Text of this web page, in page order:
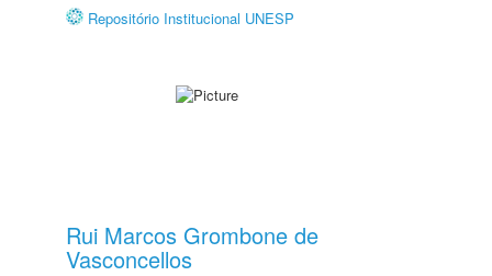
Repositório Institucional UNESP
Rui Marcos Grombone de
Vasconcellos